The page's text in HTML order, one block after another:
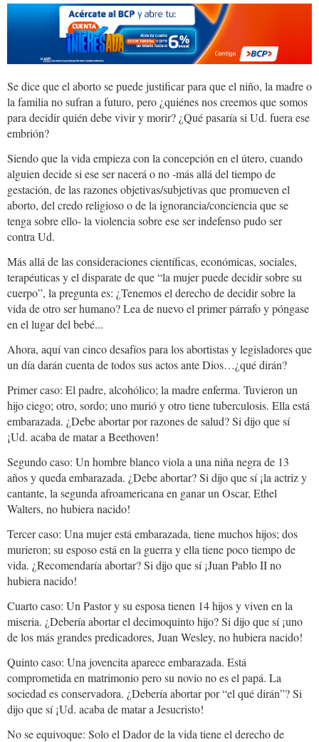
Se dice que el aborto se puede justificar para que el niño, la madre o
la familia no sufran a futuro, pero ¿quiénes nos creemos que somos
para decidir quién debe vivir y morir? ¿Qué pasaría si Ud. fuera ese
embrión?
Siendo que la vida empieza con la concepción en el útero, cuando
alguien decide si ese ser nacerá o no -más allá del tiempo de
gestación, de las razones objetivas/subjetivas que promueven el
aborto, del credo religioso o de la ignorancia/conciencia que se
tenga sobre ello- la violencia sobre ese ser indefenso pudo ser
contra Ud.
Más allá de las consideraciones científicas, económicas, sociales,
terapéuticas y el disparate de que “la mujer puede decidir sobre su
cuerpo”, la pregunta es: ¿Tenemos el derecho de decidir sobre la
vida de otro ser humano? Lea de nuevo el primer párrafo y póngase
en el lugar del bebé...
Ahora, aquí van cinco desafíos para los abortistas y legisladores que
un día darán cuenta de todos sus actos ante Dios…¿qué dirán?
Primer caso: El padre, alcohólico; la madre enferma. Tuvieron un
hijo ciego; otro, sordo; uno murió y otro tiene tuberculosis. Ella está
embarazada. ¿Debe abortar por razones de salud? Si dijo que sí
¡Ud. acaba de matar a Beethoven!
Segundo caso: Un hombre blanco viola a una niña negra de 13
años y queda embarazada. ¿Debe abortar? Si dijo que sí ¡la actriz y
cantante, la segunda afroamericana en ganar un Oscar, Ethel
Walters, no hubiera nacido!
Tercer caso: Una mujer está embarazada, tiene muchos hijos; dos
murieron; su esposo está en la guerra y ella tiene poco tiempo de
vida. ¿Recomendaría abortar? Si dijo que sí ¡Juan Pablo II no
hubiera nacido!
Cuarto caso: Un Pastor y su esposa tienen 14 hijos y viven en la
miseria. ¿Debería abortar el decimoquinto hijo? Si dijo que sí ¡uno
de los más grandes predicadores, Juan Wesley, no hubiera nacido!
Quinto caso: Una jovencita aparece embarazada. Está
comprometida en matrimonio pero su novio no es el papá. La
sociedad es conservadora. ¿Debería abortar por “el qué dirán”? Si
dijo que sí ¡Ud. acaba de matar a Jesucristo!
No se equivoque: Solo el Dador de la vida tiene el derecho de